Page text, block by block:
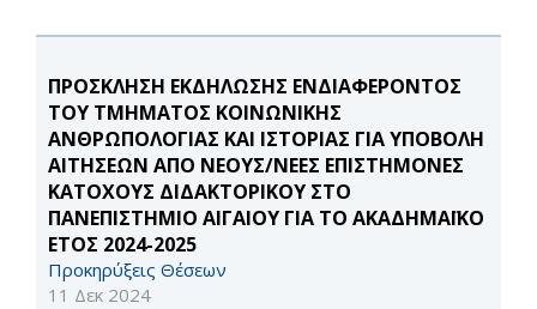
ΠΡΟΣΚΛΗΣΗ ΕΚΔΗΛΩΣΗΣ ΕΝΔΙΑΦΕΡΟΝΤΟΣ
ΤΟΥ ΤΜΗΜΑΤΟΣ ΚΟΙΝΩΝΙΚΗΣ
ΑΝΘΡΩΠΟΛΟΓΙΑΣ ΚΑΙ ΙΣΤΟΡΙΑΣ ΓΙΑ ΥΠΟΒΟΛΗ
ΑΙΤΗΣΕΩΝ ΑΠΟ ΝΕΟΥΣ/ΝΕΕΣ ΕΠΙΣΤΗΜΟΝΕΣ
ΚΑΤΟΧΟΥΣ ΔΙΔΑΚΤΟΡΙΚΟΥ ΣΤΟ
ΠΑΝΕΠΙΣΤΗΜΙΟ ΑΙΓΑΙΟΥ ΓΙΑ ΤΟ ΑΚΑΔΗΜΑΪΚΟ
ΕΤΟΣ 2024-2025
Προκηρύξεις Θέσεων
11 Δεκ 2024